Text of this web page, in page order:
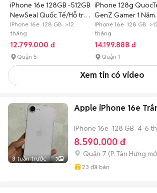
iPhone 16e 128GB -512GB
NewSeal Quốc Tế/Hỗ trợ
Góp
IPhone 16e 128 GB >12
tháng
12.799.000 đ
Quận 5
iPhone 128g
GenZ Gamer 1 Năm
5G/TV Mien Phi
IPhone 16e 128 GB
tháng
14.199.888 đ
Quận 1
Xem tin có video
3 tuần trước 3
Apple iPhone 16e
IPhone 16e 128 GB 4-6
8.590.000 đ
Quận 7 (P. Tân Hưng
23 đã bán